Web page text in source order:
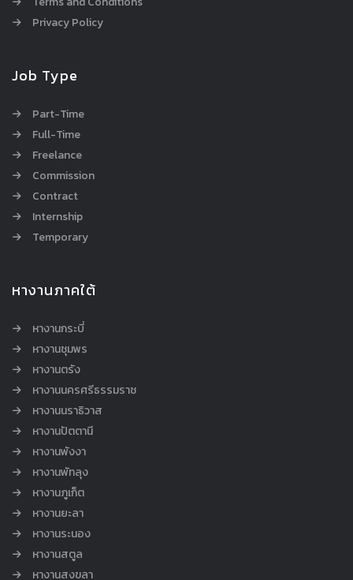
Privacy Policy
Job Type
Part-Time
Full-Time
Freelance
Commission
Contract
Internship
Temporary
หางานภาคใต้
หางานกระบี่
หางานชุมพร
หางานตรัง
หางานนครศรีธรรมราช
หางานนราธิวาส
หางานปัตตานี
หางานพังงา
หางานพัทลุง
หางานภูเก็ต
หางานยะลา
หางานระนอง
หางานสตูล
หางานสงขลา